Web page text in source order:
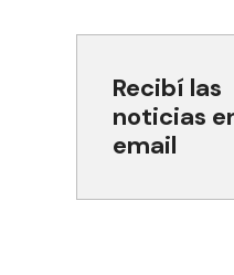
Recibí las
noticias
email